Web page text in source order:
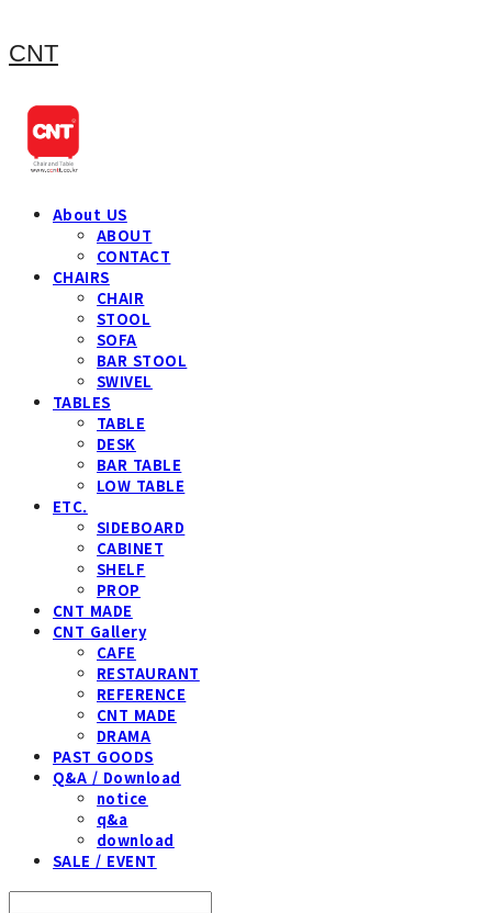
CNT
About US
ABOUT
CONTACT
CHAIRS
CHAIR
STOOL
SOFA
BAR STOOL
SWIVEL
TABLES
TABLE
DESK
BAR TABLE
LOW TABLE
ETC.
SIDEBOARD
CABINET
SHELF
PROP
CNT MADE
CNT Gallery
CAFE
RESTAURANT
REFERENCE
CNT MADE
DRAMA
PAST GOODS
Q&A / Download
notice
q&a
download
SALE / EVENT